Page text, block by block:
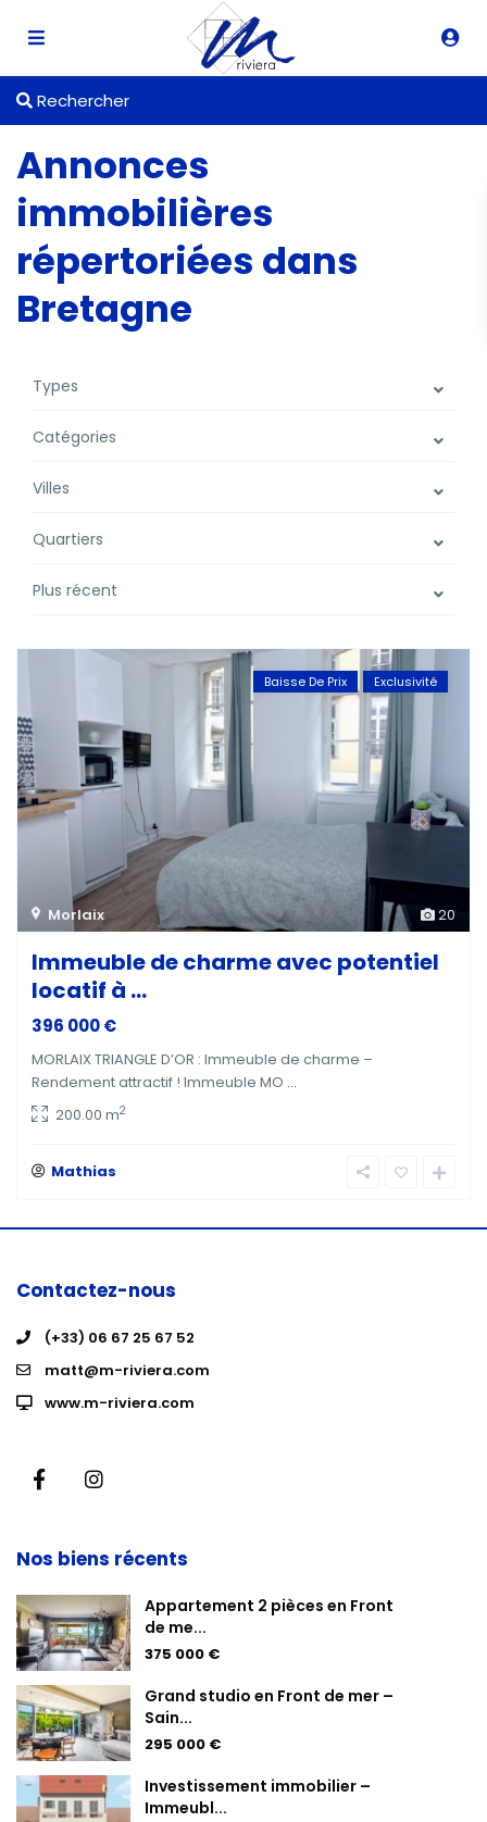
Rechercher
Annonces
immobilières
répertoriées dans
Bretagne
Types
Catégories
Villes
Quartiers
Plus récent
20
Morlaix
Baisse De Prix Exclusivité
Immeuble de charme avec potentiel
locatif à ...
396 000 €
MORLAIX TRIANGLE D’OR : Immeuble de charme –
Rendement attractif ! Immeuble MO ...
200.00 m2
Mathias
Contactez-nous
(+33) 06 67 25 67 52
matt@m-riviera.com
www.m-riviera.com
Nos biens récents
Appartement 2 pièces en Front
de me...
375 000 €
Grand studio en Front de mer –
Sain...
295 000 €
Investissement immobilier –
Immeubl...